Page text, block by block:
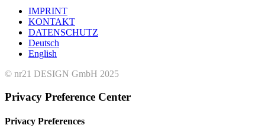
IMPRINT
KONTAKT
DATENSCHUTZ
Deutsch
English
© nr21 DESIGN GmbH 2025
Privacy Preference Center
Privacy Preferences